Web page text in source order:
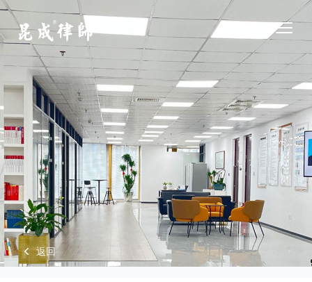
江苏昆成律师事务所
返回